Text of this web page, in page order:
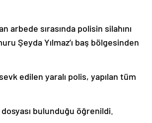
arbede sırasında polisin silahını
Şeyda Yılmaz’ı baş bölgesinden
edilen yaralı polis, yapılan tüm
dosyası bulunduğu öğrenildi.